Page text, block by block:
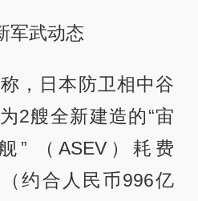
军武动态
，日本防卫相中谷
2艘全新建造的“宙
” （ASEV）耗费
约合人民币996亿